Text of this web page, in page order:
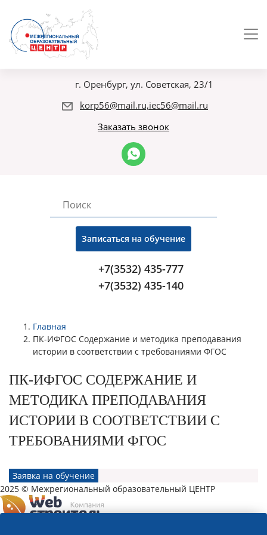
г. Оренбург, ул. Советская, 23/1
korp56@mail.ru,iec56@mail.ru
Заказать звонок
Записаться на обучение
+7(3532) 435-777
+7(3532) 435-140
Главная
ПК-ИФГОС Содержание и методика преподавания
истории в соответствии с требованиями ФГОС
ПК-ИФГОС СОДЕРЖАНИЕ И
МЕТОДИКА ПРЕПОДАВАНИЯ
ИСТОРИИ В СООТВЕТСТВИИ С
ТРЕБОВАНИЯМИ ФГОС
Заявка на обучение
2025 © Межрегиональный образовательный ЦЕНТР